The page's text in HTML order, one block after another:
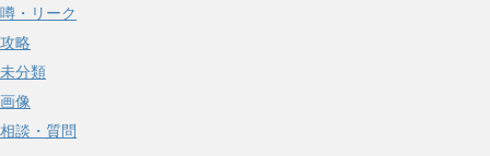
噂・リーク
攻略
未分類
画像
相談・質問